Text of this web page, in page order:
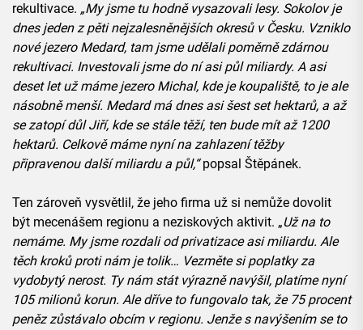
rekultivace. „My jsme tu hodně vysazovali lesy. Sokolov je
dnes jeden z pěti nejzalesněnějších okresů v Česku. Vzniklo
nové jezero Medard, tam jsme udělali poměrně zdárnou
rekultivaci. Investovali jsme do ní asi půl miliardy. A asi
deset let už máme jezero Michal, kde je koupaliště, to je ale
násobně menší. Medard má dnes asi šest set hektarů, a až
se zatopí důl Jiří, kde se stále těží, ten bude mít až 1200
hektarů. Celkově máme nyní na zahlazení těžby
připravenou další miliardu a půl,“popsal Štěpánek.
Ten zároveň vysvětlil, že jeho firma už si nemůže dovolit
být mecenášem regionu a neziskových aktivit. „Už na to
nemáme. My jsme rozdali od privatizace asi miliardu. Ale
těch kroků proti nám je tolik… Vezměte si poplatky za
vydobytý nerost. Ty nám stát výrazně navýšil, platíme nyní
105 milionů korun. Ale dříve to fungovalo tak, že 75 procent
peněz zůstávalo obcím v regionu. Jenže s navýšením se to